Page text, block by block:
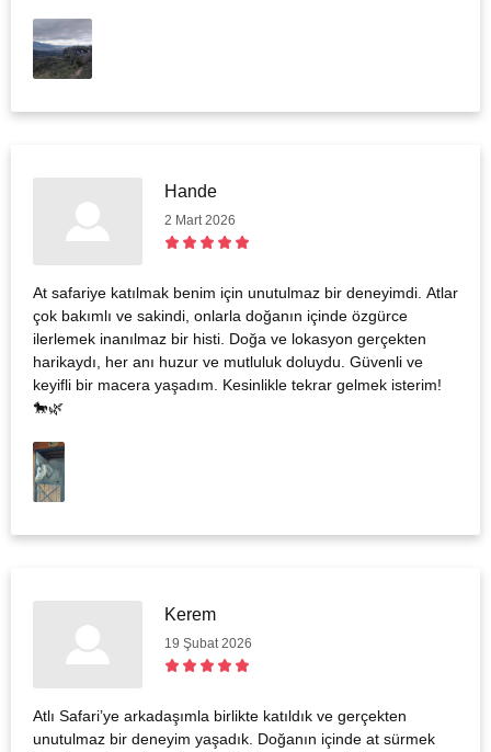
Hande
2 Mart 2026
At safariye katılmak benim için unutulmaz bir deneyimdi. Atlar
çok bakımlı ve sakindi, onlarla doğanın içinde özgürce
ilerlemek inanılmaz bir histi. Doğa ve lokasyon gerçekten
harikaydı, her anı huzur ve mutluluk doluydu. Güvenli ve
keyifli bir macera yaşadım. Kesinlikle tekrar gelmek isterim!
🐎🌿
Kerem
19 Şubat 2026
Atlı Safari’ye arkadaşımla birlikte katıldık ve gerçekten
unutulmaz bir deneyim yaşadık. Doğanın içinde at sürmek